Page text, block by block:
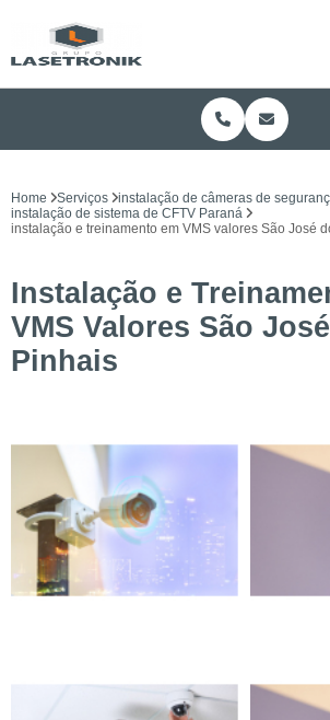
Home Serviços
instalação de câmeras de
instalação de sistema de CFTV Paraná
instalação e treinamento em VMS valores São José
Instalação e
VMS Valores São
Pinhais